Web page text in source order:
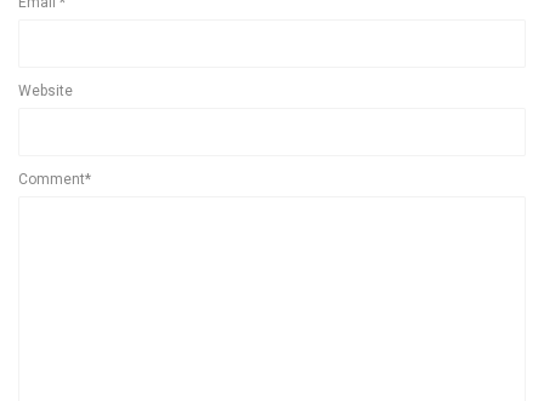
Website
Comment*